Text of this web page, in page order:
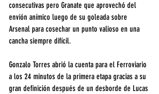
consecutivas pero Granate que aprovechó del
envión anímico luego de su goleada sobre
Arsenal para cosechar un punto valioso en una
cancha siempre difícil.
Gonzalo Torres abrió la cuenta para el Ferroviario
a los 24 minutos de la primera etapa gracias a su
gran definición después de un desborde de Lucas